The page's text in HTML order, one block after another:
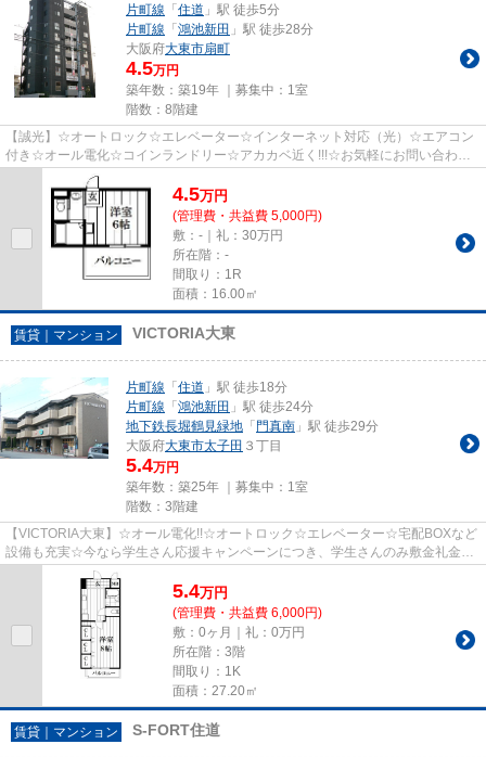
片町線 「 住道 」駅 徒歩5分
片町線 「 鴻池新田 」駅 徒歩28分
大阪府大東市扇町
4.5万円
築年数：築19年 ｜募集中： 1室
階数：8階建
【誠光】☆オートロック☆エレベーター☆インターネット対応（光）☆エアコン
付き☆オール電化☆コインランドリー☆アカカベ近く!!!☆お気軽にお問い合わせ
4.5万円
(管理費・共益費 5,000円)
敷：-｜礼：30万円
所在階：-
間取り：1R
面積：16.00㎡
賃貸｜マンション VICTORIA大東
片町線 「 住道 」駅 徒歩18分
片町線 「 鴻池新田 」駅 徒歩24分
地下鉄長堀鶴見緑地 「 門真南 」駅 徒歩29分
大阪府大東市太子田 ３丁目
5.4万円
築年数：築25年 ｜募集中： 1室
階数：3階建
【VICTORIA大東】☆オール電化!!☆オートロック☆エレベーター☆宅配BOXなど
設備も充実☆今なら学生さん応援キャンペーンにつき、学生さんのみ敷金礼金0
円！お早めにお問い合わせくださいね☆
5.4万円
(管理費・共益費 6,000円)
敷：0ヶ月｜礼：0万円
所在階：3階
間取り：1K
面積：27.20㎡
賃貸｜マンション S-FORT住道